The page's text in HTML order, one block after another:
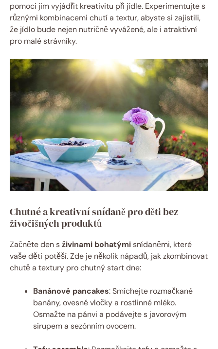
pomoci jim vyjádřit kreativitu při jídle. Experimentujte s
různými kombinacemi chutí a textur, abyste si zajistili,
že jídlo bude nejen nutričně vyvážené, ale i atraktivní
pro malé strávníky.
Chutné a kreativní snídaně pro děti bez
živočišných produktů
Začněte den sživinami bohatýmisnídaněmi, které
vaše děti potěší. Zde je několik nápadů, jak zkombinovat
chutě a textury pro chutný start dne:
Banánové pancakes: Smíchejte rozmačkané
banány, ovesné vločky a rostlinné mléko.
Osmažte na pánvi a podávejte s javorovým
sirupem a sezónním ovocem.